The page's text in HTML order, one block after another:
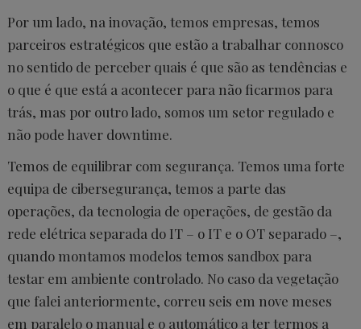
Por um lado, na inovação, temos empresas, temos
parceiros estratégicos que estão a trabalhar connosco
no sentido de perceber quais é que são as tendências e
o que é que está a acontecer para não ficarmos para
trás, mas por outro lado, somos um setor regulado e
não pode haver downtime.
Temos de equilibrar com segurança. Temos uma forte
equipa de cibersegurança, temos a parte das
operações, da tecnologia de operações, de gestão da
rede elétrica separada do IT – o IT e o OT separado –,
quando montamos modelos temos sandbox para
testar em ambiente controlado. No caso da vegetação
que falei anteriormente, correu seis em nove meses
em paralelo o manual e o automático a ter termos a